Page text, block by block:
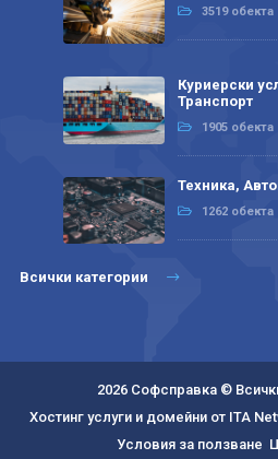
3519 обекта
Куриерски
Транспорт
1905 обекта
Техника,
1262 обекта
Всички категории
2026 Софсправка ©
Хостинг услуги и домейни от ITA
Условия за ползване